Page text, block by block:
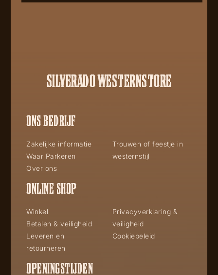
SILVERADO WESTERNSTORE
ONS BEDRIJF
Zakelijke informatie
Waar Parkeren
Over ons
Trouwen of feestje in
westernstijl
ONLINE SHOP
Winkel
Betalen & veiligheid
Leveren en
retourneren
Privacyverklaring &
veiligheid
Cookiebeleid
OPENINGSTIJDEN